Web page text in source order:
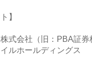
】
株式会社（旧：PBA証
ルホールディングス